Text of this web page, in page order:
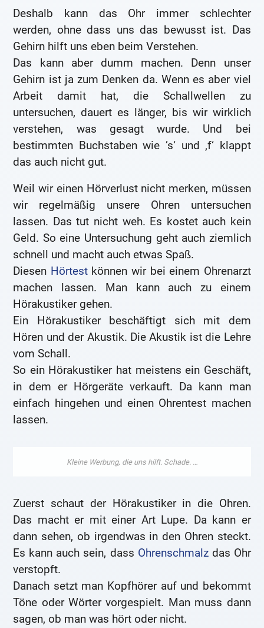
Deshalb kann das Ohr immer schlechter
werden, ohne dass uns das bewusst ist. Das
Gehirn hilft uns eben beim Verstehen.
Das kann aber dumm machen. Denn unser
Gehirn ist ja zum Denken da. Wenn es aber viel
Arbeit damit hat, die Schallwellen zu
untersuchen, dauert es länger, bis wir wirklich
verstehen, was gesagt wurde. Und bei
bestimmten Buchstaben wie ’s‘ und ‚f‘ klappt
das auch nicht gut.
Weil wir einen Hörverlust nicht merken, müssen
wir regelmäßig unsere Ohren untersuchen
lassen. Das tut nicht weh. Es kostet auch kein
Geld. So eine Untersuchung geht auch ziemlich
schnell und macht auch etwas Spaß.
Diesen Hörtestkönnen wir bei einem Ohrenarzt
machen lassen. Man kann auch zu einem
Hörakustiker gehen.
Ein Hörakustiker beschäftigt sich mit dem
Hören und der Akustik. Die Akustik ist die Lehre
vom Schall.
So ein Hörakustiker hat meistens ein Geschäft,
in dem er Hörgeräte verkauft. Da kann man
einfach hingehen und einen Ohrentest machen
lassen.
Zuerst schaut der Hörakustiker in die Ohren.
Das macht er mit einer Art Lupe. Da kann er
dann sehen, ob irgendwas in den Ohren steckt.
Es kann auch sein, dass Ohrenschmalzdas Ohr
verstopft.
Danach setzt man Kopfhörer auf und bekommt
Töne oder Wörter vorgespielt. Man muss dann
sagen, ob man was hört oder nicht.